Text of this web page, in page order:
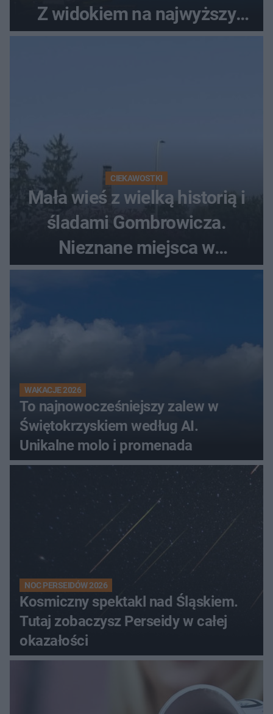
Z widokiem na najwyższy
szczyt Gór Świętokrzyskich
CIEKAWOSTKI
Mała wieś z wielką historią i
śladami Gombrowicza.
Nieznane miejsca w
Świętokrzyskiem
WAKACJE 2026
To najnowocześniejszy zalew w
Świętokrzyskiem według AI.
Unikalne molo i promenada
NOC PERSEIDÓW 2026
Kosmiczny spektakl nad Śląskiem.
Tutaj zobaczysz Perseidy w całej
okazałości